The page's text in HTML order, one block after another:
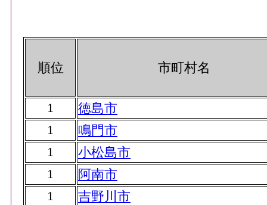
順位 市町村名
1
徳島市
1
鳴門市
1
小松島市
1
阿南市
1
吉野川市